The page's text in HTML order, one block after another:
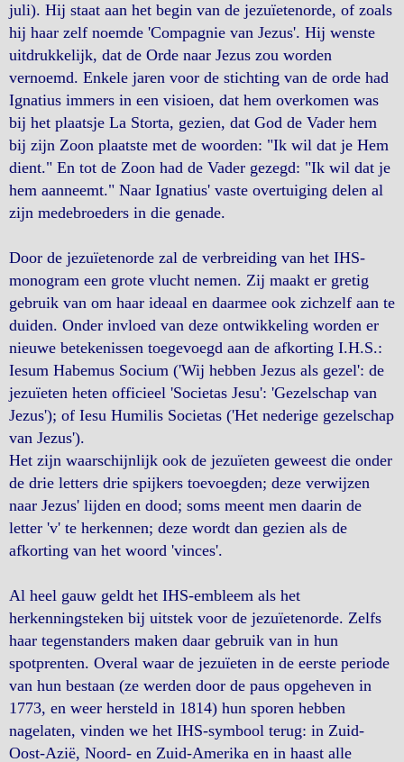
juli). Hij staat aan het begin van de jezuïetenorde, of zoals
hij haar zelf noemde 'Compagnie van Jezus'. Hij wenste
uitdrukkelijk, dat de Orde naar Jezus zou worden
vernoemd. Enkele jaren voor de stichting van de orde had
Ignatius immers in een visioen, dat hem overkomen was
bij het plaatsje La Storta, gezien, dat God de Vader hem
bij zijn Zoon plaatste met de woorden: "Ik wil dat je Hem
dient." En tot de Zoon had de Vader gezegd: "Ik wil dat je
hem aanneemt." Naar Ignatius' vaste overtuiging delen al
zijn medebroeders in die genade.
Door de jezuïetenorde zal de verbreiding van het IHS-
monogram een grote vlucht nemen. Zij maakt er gretig
gebruik van om haar ideaal en daarmee ook zichzelf aan te
duiden. Onder invloed van deze ontwikkeling worden er
nieuwe betekenissen toegevoegd aan de afkorting I.H.S.:
Iesum Habemus Socium ('Wij hebben Jezus als gezel': de
jezuïeten heten officieel 'Societas Jesu': 'Gezelschap van
Jezus'); of Iesu Humilis Societas ('Het nederige gezelschap
van Jezus').
Het zijn waarschijnlijk ook de jezuïeten geweest die onder
de drie letters drie spijkers toevoegden; deze verwijzen
naar Jezus' lijden en dood; soms meent men daarin de
letter 'v' te herkennen; deze wordt dan gezien als de
afkorting van het woord 'vinces'.
Al heel gauw geldt het IHS-embleem als het
herkenningsteken bij uitstek voor de jezuïetenorde. Zelfs
haar tegenstanders maken daar gebruik van in hun
spotprenten. Overal waar de jezuïeten in de eerste periode
van hun bestaan (ze werden door de paus opgeheven in
1773, en weer hersteld in 1814) hun sporen hebben
nagelaten, vinden we het IHS-symbool terug: in Zuid-
Oost-Azië, Noord- en Zuid-Amerika en in haast alle